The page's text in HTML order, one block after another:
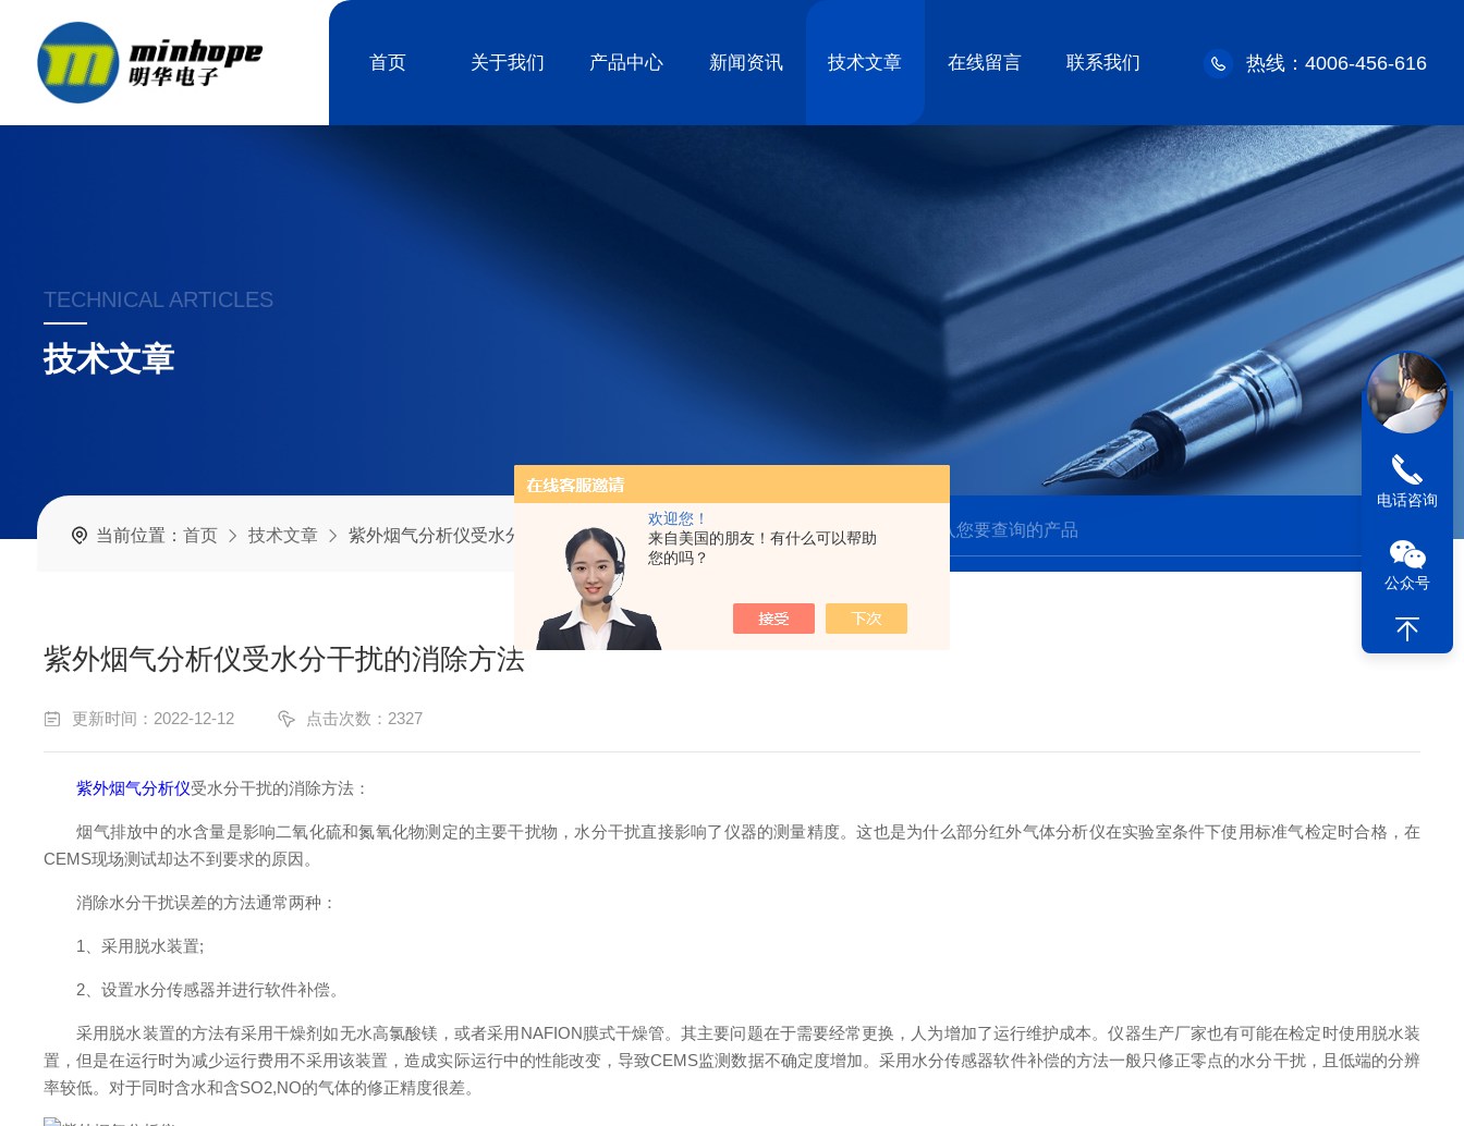
欢迎您！
来自美国的朋友！有什么可以帮助
您的吗？
首页 关于我们 产品中心 新闻资讯 技术文章 在线留言 联系我们 热线：4006-456-616
TECHNICAL ARTICLES
技术文章
当前位置： 首页 技术文章 紫外烟气分析仪受水分干扰的消除方法
紫外烟气分析仪受水分干扰的消除方法
更新时间：2022-12-12 点击次数：2327
紫外烟气分析仪受水分干扰的消除方法：
烟气排放中的水含量是影响二氧化硫和氮氧化物测定的主要干扰物，水分干扰直接影响了仪器的测量精度。这也是为什么部分红外气体分析仪在实验室条件下使用标准气检定时合格，在
CEMS现场测试却达不到要求的原因。
消除水分干扰误差的方法通常两种：
1、采用脱水装置;
2、设置水分传感器并进行软件补偿。
采用脱水装置的方法有采用干燥剂如无水高氯酸镁，或者采用NAFION膜式干燥管。其主要问题在于需要经常更换，人为增加了运行维护成本。仪器生产厂家也有可能在检定时使用脱水装
置，但是在运行时为减少运行费用不采用该装置，造成实际运行中的性能改变，导致CEMS监测数据不确定度增加。采用水分传感器软件补偿的方法一般只修正零点的水分干扰，且低端的分辨
率较低。对于同时含水和含SO2,NO的气体的修正精度很差。
电话咨询
公众号